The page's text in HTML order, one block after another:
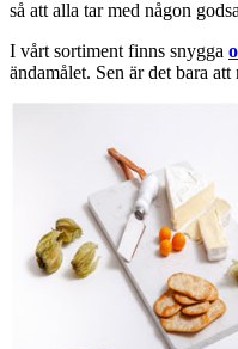
så att alla tar med någon
I vårt sortiment finns snygga
ändamålet. Sen är det bara